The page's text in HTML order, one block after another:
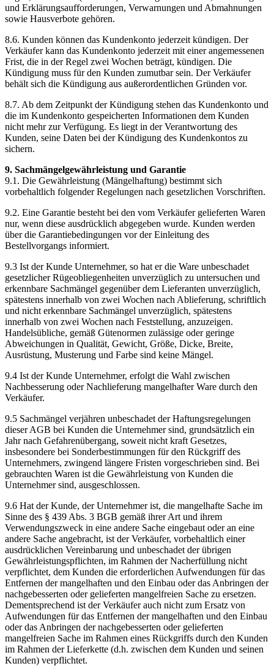
und Erklärungsaufforderungen, Verwarnungen und Abmahnungen
sowie Hausverbote gehören.
8.6. Kunden können das Kundenkonto jederzeit kündigen. Der
Verkäufer kann das Kundenkonto jederzeit mit einer angemessenen
Frist, die in der Regel zwei Wochen beträgt, kündigen. Die
Kündigung muss für den Kunden zumutbar sein. Der Verkäufer
behält sich die Kündigung aus außerordentlichen Gründen vor.
8.7. Ab dem Zeitpunkt der Kündigung stehen das Kundenkonto und
die im Kundenkonto gespeicherten Informationen dem Kunden
nicht mehr zur Verfügung. Es liegt in der Verantwortung des
Kunden, seine Daten bei der Kündigung des Kundenkontos zu
sichern.
9. Sachmängelgewährleistung und Garantie
9.1. Die Gewährleistung (Mängelhaftung) bestimmt sich
vorbehaltlich folgender Regelungen nach gesetzlichen Vorschriften.
9.2. Eine Garantie besteht bei den vom Verkäufer gelieferten Waren
nur, wenn diese ausdrücklich abgegeben wurde. Kunden werden
über die Garantiebedingungen vor der Einleitung des
Bestellvorgangs informiert.
9.3 Ist der Kunde Unternehmer, so hat er die Ware unbeschadet
gesetzlicher Rügeobliegenheiten unverzüglich zu untersuchen und
erkennbare Sachmängel gegenüber dem Lieferanten unverzüglich,
spätestens innerhalb von zwei Wochen nach Ablieferung, schriftlich
und nicht erkennbare Sachmängel unverzüglich, spätestens
innerhalb von zwei Wochen nach Feststellung, anzuzeigen.
Handelsübliche, gemäß Gütenormen zulässige oder geringe
Abweichungen in Qualität, Gewicht, Größe, Dicke, Breite,
Ausrüstung, Musterung und Farbe sind keine Mängel.
9.4 Ist der Kunde Unternehmer, erfolgt die Wahl zwischen
Nachbesserung oder Nachlieferung mangelhafter Ware durch den
Verkäufer.
9.5 Sachmängel verjähren unbeschadet der Haftungsregelungen
dieser AGB bei Kunden die Unternehmer sind, grundsätzlich ein
Jahr nach Gefahrenübergang, soweit nicht kraft Gesetzes,
insbesondere bei Sonderbestimmungen für den Rückgriff des
Unternehmers, zwingend längere Fristen vorgeschrieben sind. Bei
gebrauchten Waren ist die Gewährleistung von Kunden die
Unternehmer sind, ausgeschlossen.
9.6 Hat der Kunde, der Unternehmer ist, die mangelhafte Sache im
Sinne des § 439 Abs. 3 BGB gemäß ihrer Art und ihrem
Verwendungszweck in eine andere Sache eingebaut oder an eine
andere Sache angebracht, ist der Verkäufer, vorbehaltlich einer
ausdrücklichen Vereinbarung und unbeschadet der übrigen
Gewährleistungspflichten, im Rahmen der Nacherfüllung nicht
verpflichtet, dem Kunden die erforderlichen Aufwendungen für das
Entfernen der mangelhaften und den Einbau oder das Anbringen der
nachgebesserten oder gelieferten mangelfreien Sache zu ersetzen.
Dementsprechend ist der Verkäufer auch nicht zum Ersatz von
Aufwendungen für das Entfernen der mangelhaften und den Einbau
oder das Anbringen der nachgebesserten oder gelieferten
mangelfreien Sache im Rahmen eines Rückgriffs durch den Kunden
im Rahmen der Lieferkette (d.h. zwischen dem Kunden und seinen
Kunden) verpflichtet.